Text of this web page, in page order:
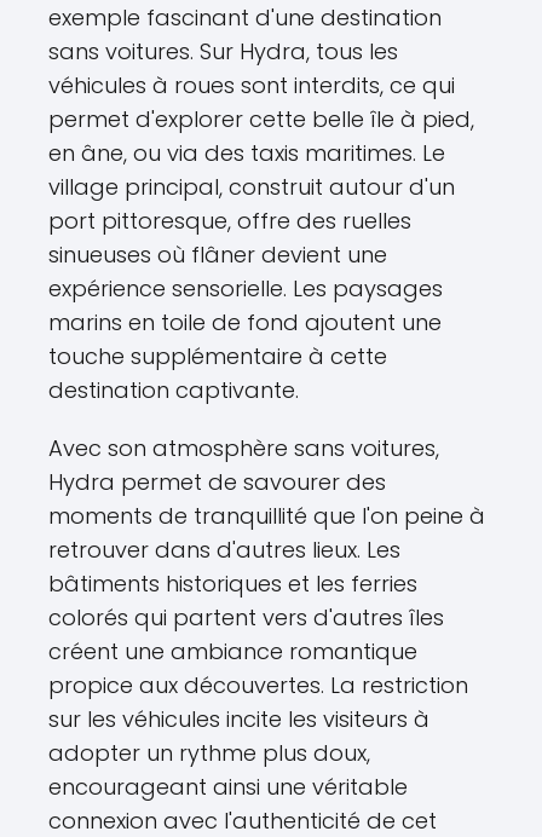
exemple fascinant d'une destination
sans voitures. Sur Hydra, tous les
véhicules à roues sont interdits, ce qui
permet d'explorer cette belle île à pied,
en âne, ou via des taxis maritimes. Le
village principal, construit autour d'un
port pittoresque, offre des ruelles
sinueuses où flâner devient une
expérience sensorielle. Les paysages
marins en toile de fond ajoutent une
touche supplémentaire à cette
destination captivante.
Avec son atmosphère sans voitures,
Hydra permet de savourer des
moments de tranquillité que l'on peine à
retrouver dans d'autres lieux. Les
bâtiments historiques et les ferries
colorés qui partent vers d'autres îles
créent une ambiance romantique
propice aux découvertes. La restriction
sur les véhicules incite les visiteurs à
adopter un rythme plus doux,
encourageant ainsi une véritable
connexion avec l'authenticité de cet